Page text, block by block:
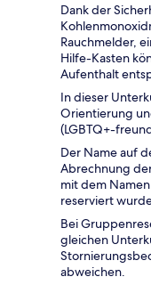
Dank der
Rauchmelder,
Hilfe-Kasten
Aufenthalt
In dieser
Orientierung
(LGBTQ+-
Der Name auf
Abrechnung
mit dem
reserviert
Bei
gleichen
abweichen.